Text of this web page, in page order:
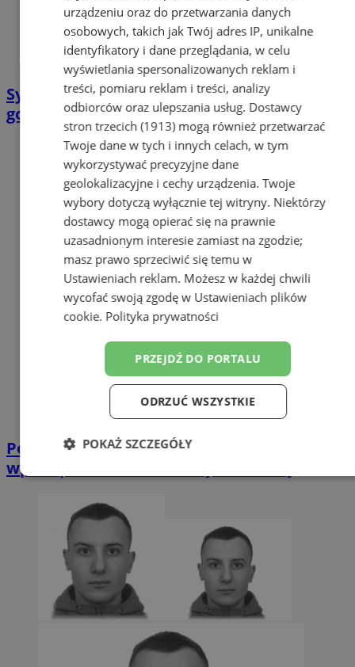
Sylwia Jonecek poszukiwana listem
gończym
Poszukiwany listem gończym 31-latek
wpadł podczas interwencji domowej
urządzeniu oraz do przetwarzania danych
osobowych, takich jak Twój adres IP, unikalne
identyfikatory i dane przeglądania, w celu
wyświetlania spersonalizowanych reklam i
treści, pomiaru reklam i treści, analizy
odbiorców oraz ulepszania usług. Dostawcy
stron trzecich (1913)mogą również przetwarzać
Twoje dane w tych i innych celach, w tym
wykorzystywać precyzyjne dane
geolokalizacyjne i cechy urządzenia. Twoje
wybory dotyczą wyłącznie tej witryny. Niektórzy
dostawcy mogą opierać się na prawnie
uzasadnionym interesie zamiast na zgodzie;
masz prawo sprzeciwić się temu w
Ustawieniach reklam. Możesz w każdej chwili
wycofać swoją zgodę w Ustawieniach plików
cookie. Polityka prywatności
PRZEJDŹ DO PORTALU
ODRZUĆ WSZYSTKIE
POKAŻ SZCZEGÓŁY
Niezbędne Wydajność Targetowanie
Funkcjonalność Niesklasyfikowane
Niezbędne Wydajność